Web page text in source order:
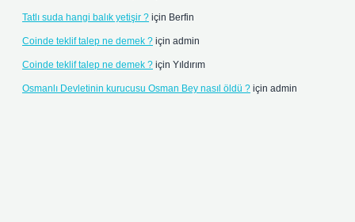
Tatlı suda hangi balık yetişir ? için Berfin
Coinde teklif talep ne demek ? için admin
Coinde teklif talep ne demek ? için Yıldırım
Osmanlı Devletinin kurucusu Osman Bey nasıl öldü ? için admin